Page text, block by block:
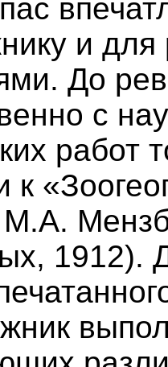
и
До
с
работ
к
М.А.
1912).